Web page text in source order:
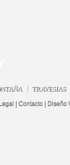
TRAVESIAS
| Contacto | Diseño